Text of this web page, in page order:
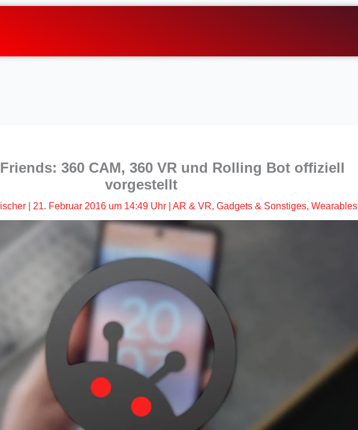
360 CAM, 360 VR und Rolling Bot offiziell
vorgestellt
21. Februar 2016 um 14:49 Uhr AR & VR, Gadgets & Sonstiges, Wearables